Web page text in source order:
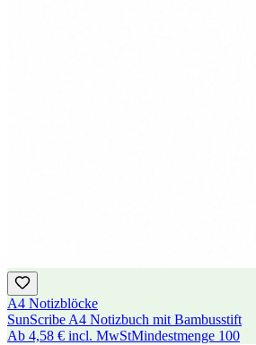
A4 Notizblöcke
SunScribe A4 Notizbuch mit Bambusstift
Ab 4,58 € incl. MwStMindestmenge 100